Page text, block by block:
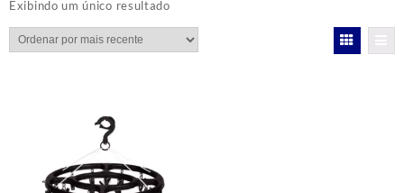
Exibindo um único resultado